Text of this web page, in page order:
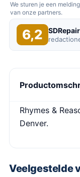
We sturen je een
van onze partners.
6,2
Rhymes &
Denver.
Veelgestelde